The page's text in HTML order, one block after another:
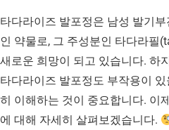
타다라이즈 발포정은 남성 발기
인 약물로, 그 주성분인 타다라필
새로운 희망이 되고 있습니다. 하
타다라이즈 발포정도 부작용이
히 이해하는 것이 중요합니다. 이
에 대해 자세히 살펴보겠습니다.